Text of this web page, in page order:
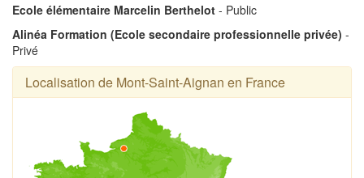
Ecole élémentaire Marcelin Berthelot - Public
Alinéa Formation (Ecole secondaire professionnelle privée) -
Privé
Localisation de Mont-Saint-Aignan en France